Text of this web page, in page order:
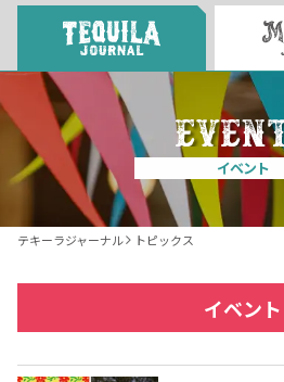
About
テキーラとは
テキーラマーケット
イベント
テキーラジャーナル トピックス
イベント